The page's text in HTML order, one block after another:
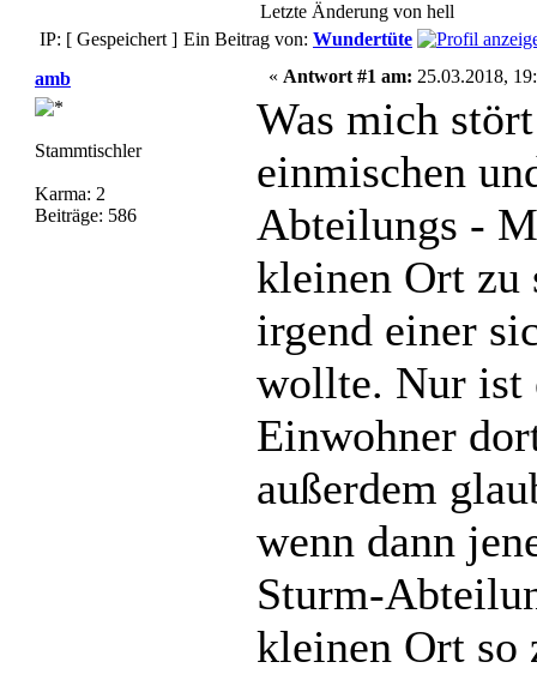
Letzte Änderung von hell
IP: [ Gespeichert ] Ein Beitrag von: Wundertüte
amb
Stammtischler
Karma: 2
Beiträge: 586
« Antwort #1 am: 25.03.2018,
Was mich
einmischen
Abteilungs -
kleinen Ort zu
irgend einer
wollte. Nur ist
Einwohner
außerdem
wenn dann
Sturm-
kleinen Ort so